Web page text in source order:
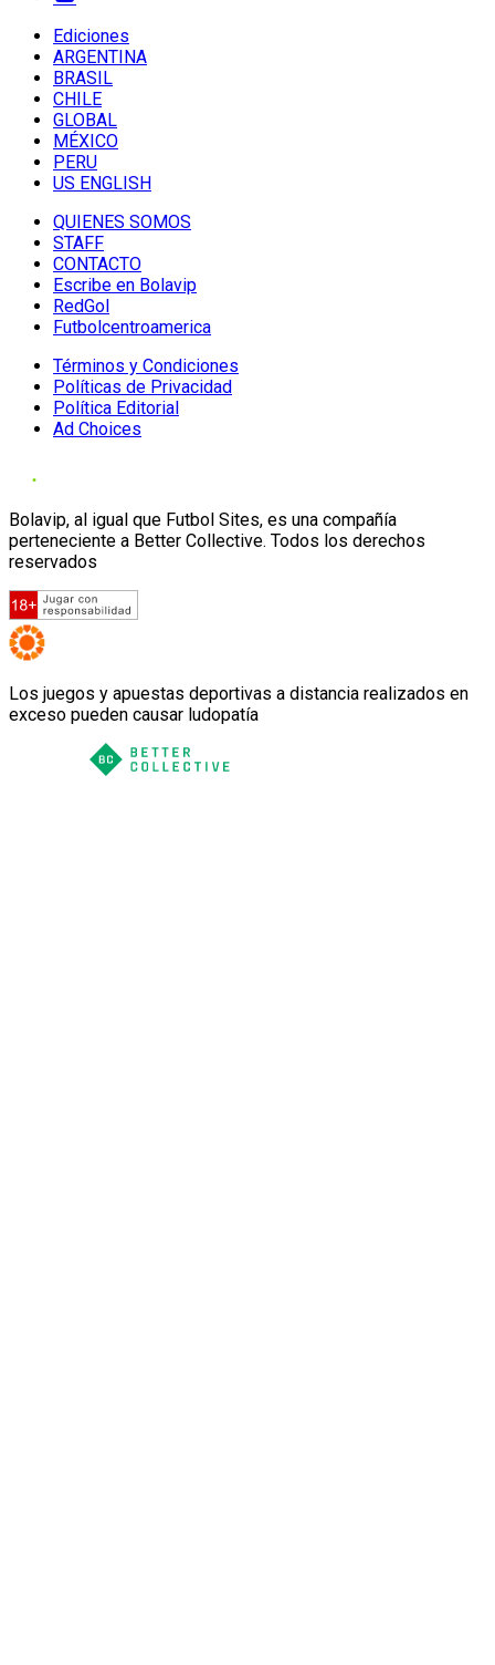
Ediciones
ARGENTINA
BRASIL
CHILE
GLOBAL
MÉXICO
PERU
US ENGLISH
QUIENES SOMOS
STAFF
CONTACTO
Escribe en Bolavip
RedGol
Futbolcentroamerica
Términos y Condiciones
Políticas de Privacidad
Política Editorial
Ad Choices
Bolavip, al igual que Futbol Sites, es una compañía
perteneciente a Better Collective. Todos los derechos
reservados
Los juegos y apuestas deportivas a distancia realizados en
exceso pueden causar ludopatía